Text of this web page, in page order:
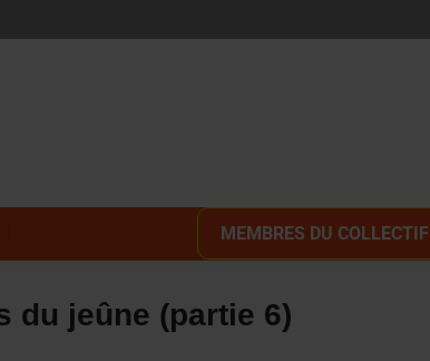
MEMBRES DU COLLECTIF
du jeûne (partie 6)